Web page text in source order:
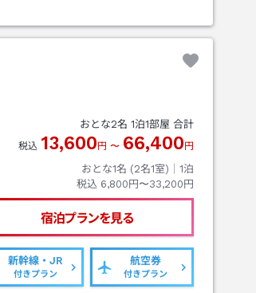
おとな2名 1泊1部屋 合計
税込 13,600 円 〜 66,400 円
おとな1名 (2名1室)｜ 1泊
税込 6,800円〜33,200円
宿泊プランを見る
新幹線・JR
付きプラン
航空券
付きプラン